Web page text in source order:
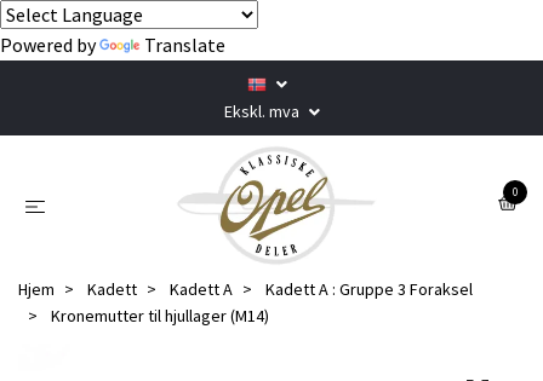
Powered by Translate
Ekskl. mva
0
Hjem Kadett Kadett A
Kadett A : Gruppe 3 Foraksel
Kronemutter til hjullager (M14)